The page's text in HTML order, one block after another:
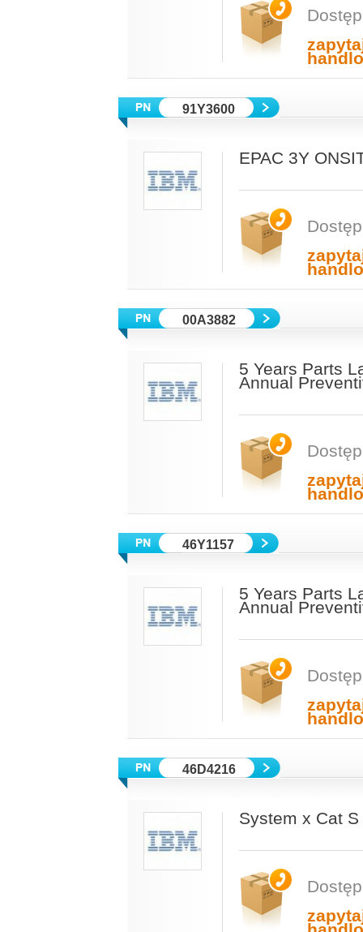
91Y3600
EPAC 3Y
00A3882
5 Years Parts
Annual
46Y1157
5 Years Parts
Annual
46D4216
System x Cat